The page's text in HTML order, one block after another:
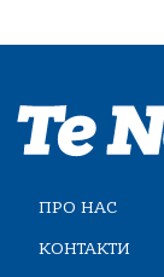
ПРО НАС
КОНТАКТИ